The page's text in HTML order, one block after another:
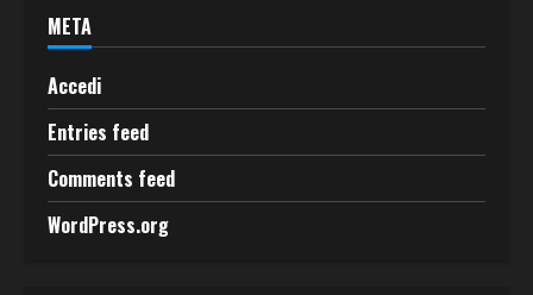
META
Accedi
Entries feed
Comments feed
WordPress.org